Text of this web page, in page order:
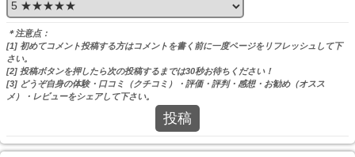
＊注意点：
[1] 初めてコメント投稿する方はコメントを書く前に一度ページをリフレッシュして下
さい。
[2] 投稿ボタンを押したら次の投稿するまでは30秒お待ちください！
[3] どうぞ自身の体験・口コミ（クチコミ）・評価・評判・感想・お勧め（オスス
メ）・レビューをシェアして下さい。
投稿